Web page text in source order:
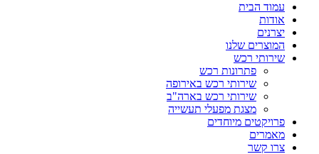
עמוד הבית
אודות
יצרנים
המוצרים שלנו
שירותי רכש
פתרונות רכש
שירותי רכש באירופה
שירותי רכש בארה"ב
מצגת מפעלי תעשייה
פרויקטים מיוחדים
מאמרים
צרו קשר